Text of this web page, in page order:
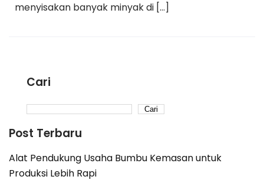
menyisakan banyak minyak di […]
Cari
Cari
Post Terbaru
Alat Pendukung Usaha Bumbu Kemasan untuk
Produksi Lebih Rapi